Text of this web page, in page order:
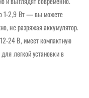
1-2,9 Вт — вы можете
не разряжая аккумулятор.
24 В, имеет компактную
легкой установки в